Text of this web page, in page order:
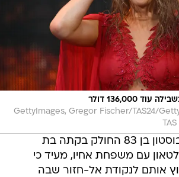
טיילור סוויפט. מה זה בשבילה עוד 136,000 דולר
GettyImages, Gregor Fischer/TAS24/
אד ברק, תושב בוסטון בן 83 החולק בקתה בת
עם משפחת אחיו, מעיד כי
אותם לנקודת אל-חזור שבה